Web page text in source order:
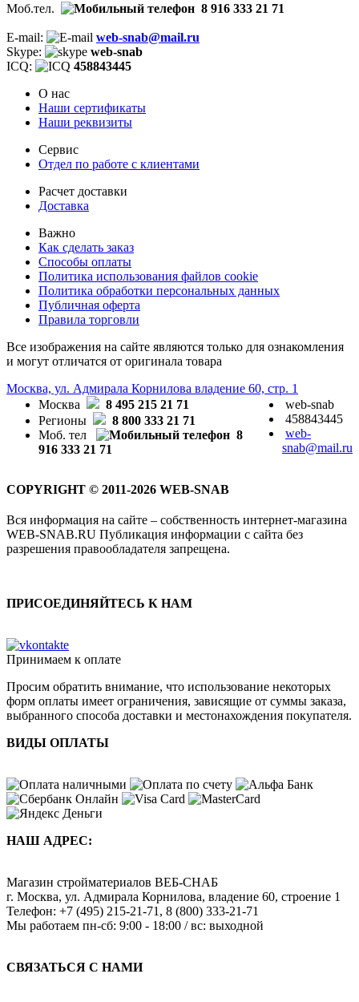
Моб.тел.
8 916 333 21 71
E-mail:
web-snab@mail.ru
Skype:
web-snab
ICQ:
458843445
О нас
Наши сертификаты
Наши реквизиты
Сервис
Отдел по работе с клиентами
Расчет доставки
Доставка
Важно
Как сделать заказ
Способы оплаты
Политика использования файлов cookie
Политика обработки персональных данных
Публичная оферта
Правила торговли
Все изображения на сайте являются только для ознакомления
и могут отличатся от оригинала товара
Москва, ул. Адмирала Корнилова владение 60, стр. 1
Москва
8 495 215 21 71
Регионы
8 800 333 21 71
Моб. тел
8
916 333 21 71
web-snab
458843445
web-
snab@mail.ru
COPYRIGHT © 2011-2026 WEB-SNAB
Вся информация на сайте – собственность интернет-магазина
WEB-SNAB.RU Публикация информации с сайта без
разрешения правообладателя запрещена.
ПРИСОЕДИНЯЙТЕСЬ К НАМ
Принимаем к оплате
Просим обратить внимание, что использование некоторых
форм оплаты имеет ограничения, зависящие от суммы заказа,
выбранного способа доставки и местонахождения покупателя.
ВИДЫ ОПЛАТЫ
НАШ АДРЕС:
Магазин стройматериалов ВЕБ-СНАБ
г. Москва, ул. Адмирала Корнилова, владение 60, строение 1
Телефон: +7 (495) 215-21-71 , 8 (800) 333-21-71
Мы работаем пн-сб: 9:00 - 18:00 / вс: выходной
СВЯЗАТЬСЯ С НАМИ